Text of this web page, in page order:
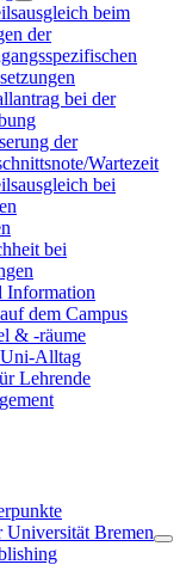
beim
der
bei der
der
Wartezeit
bei
bei
Information
dem Campus
& -räume
Alltag
Lehrende
Universität Bremen